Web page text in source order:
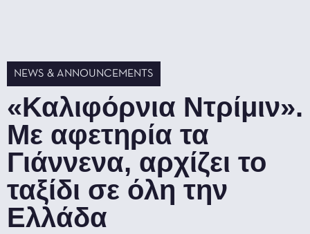
NEWS & ANNOUNCEMENTS
«Καλιφόρνια Ντρίμιν».
Με αφετηρία τα
Γιάννενα, αρχίζει το
ταξίδι σε όλη την
Ελλάδα